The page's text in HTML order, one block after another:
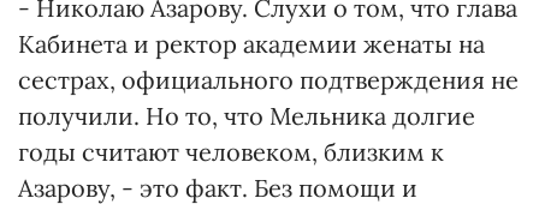
- Николаю Азарову. Слухи о том, что глава
Кабинета и ректор академии женаты на
сестрах, официального подтверждения не
получили. Но то, что Мельника долгие
годы считают человеком, близким к
Азарову, - это факт. Без помощи и